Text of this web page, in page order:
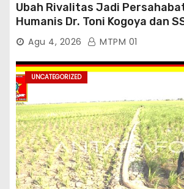
Ubah Rivalitas Jadi
Humanis Dr. Toni Kogoya dan
TimurAgu 4, 2026 MTPM 01
UNCATEGORIZED